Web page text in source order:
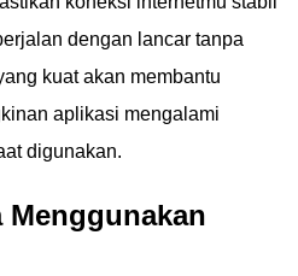
dengan lancar tanpa
kuat akan membantu
aplikasi mengalami
digunakan.
Menggunakan